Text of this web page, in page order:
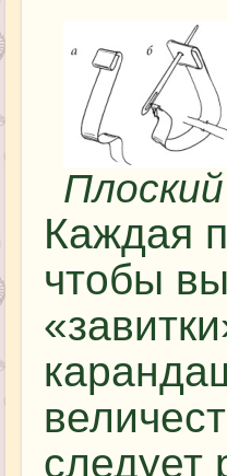
Каждая
чтобы
следует